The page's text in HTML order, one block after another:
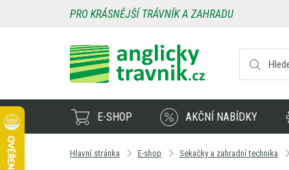
PRO KRÁSNĚJŠÍ TRÁVNÍK A ZAHRADU
E-SHOP AKČNÍ NABÍDKY
Hlavní stránka E-shop Sekačky a zahradní technika